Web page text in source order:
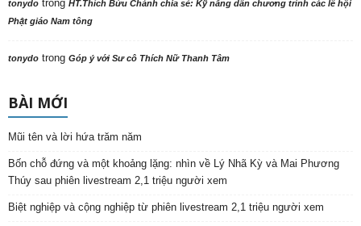
tonydo trong HT.Thích Bửu Chánh chia sẻ: Kỹ năng dẫn chương trình các lễ hội
Phật giáo Nam tông
tonydo trong Góp ý với Sư cô Thích Nữ Thanh Tâm
BÀI MỚI
Mũi tên và lời hứa trăm năm
Bốn chỗ đứng và một khoảng lặng: nhìn về Lý Nhã Kỳ và Mai Phương
Thúy sau phiên livestream 2,1 triệu người xem
Biệt nghiệp và cộng nghiệp từ phiên livestream 2,1 triệu người xem